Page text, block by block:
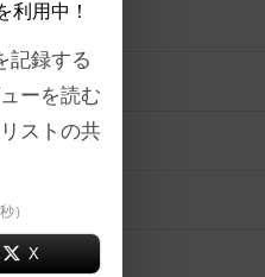
利用中！
記録する
ーを読む
ストの共
）
X
ー